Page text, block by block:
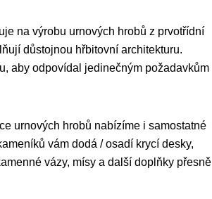
na výrobu urnových hrobů z prvotřídní
důstojnou hřbitovní architekturu.
aby odpovídal jedinečným požadavkům
urnových hrobů nabízíme i samostatné
vám dodá / osadí krycí desky,
vázy, mísy a další doplňky přesně